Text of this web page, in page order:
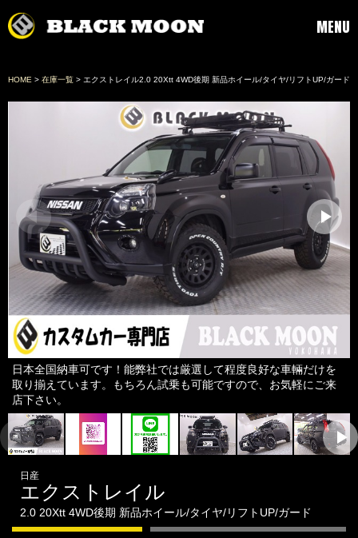
MENU
HOME > 在庫一覧 > エクストレイル2.0 20Xtt 4WD後期 新品ホイール/タイヤ/リフトUP/ガード
日本全国納車可です！能弊社では厳選して程度良好な車輛だけを
取り揃えています。もちろん試乗も可能ですので、お気軽にご来
店下さい。
日産
エクストレイル
2.0 20Xtt 4WD後期 新品ホイール/タイヤ/リフトUP/ガード